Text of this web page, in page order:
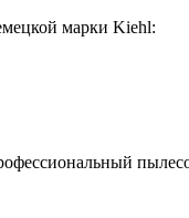
марки Kiehl: